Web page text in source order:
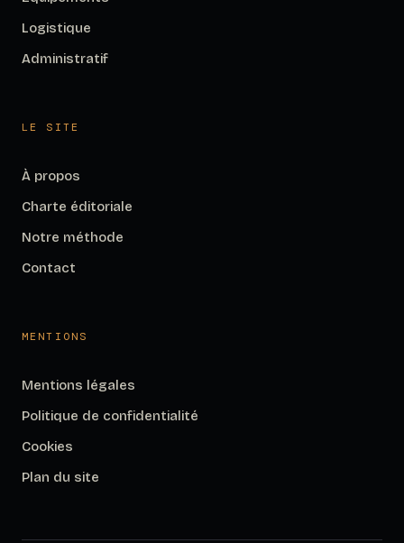
Logistique
Administratif
LE SITE
À propos
Charte éditoriale
Notre méthode
Contact
MENTIONS
Mentions légales
Politique de confidentialité
Cookies
Plan du site